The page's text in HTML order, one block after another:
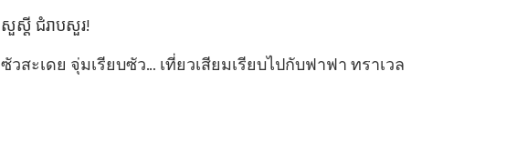
សួស្តី ជំរាបសួរ!
ซัวสะเดย จุ่มเรียบซัว… เที่ยวเสียมเรียบไปกับฟาฟา ทราเวล